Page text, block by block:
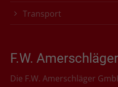
Transport
F.W.
Die F.W. Amerschläger